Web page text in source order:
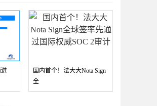
国内首个！法大大Nota Sign
全